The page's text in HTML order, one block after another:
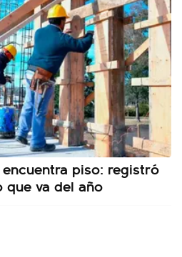
piso: registró
que va del año